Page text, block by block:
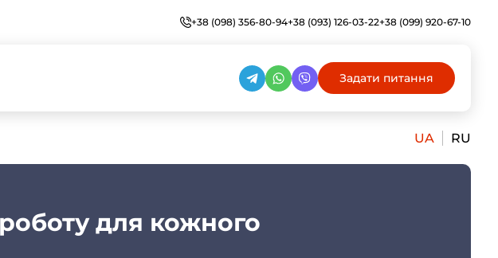
+38 (098) 356-80-94+38 (093) 126-03-22+38 (099) 920-67-10
Задати питання
UA RU
для кожного